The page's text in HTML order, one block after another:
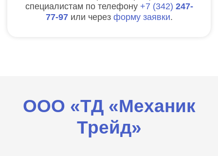
специалистам по телефону
7 342 247-
77-97 или через форму заявки.
ООО «ТД «Механик
Трейд»